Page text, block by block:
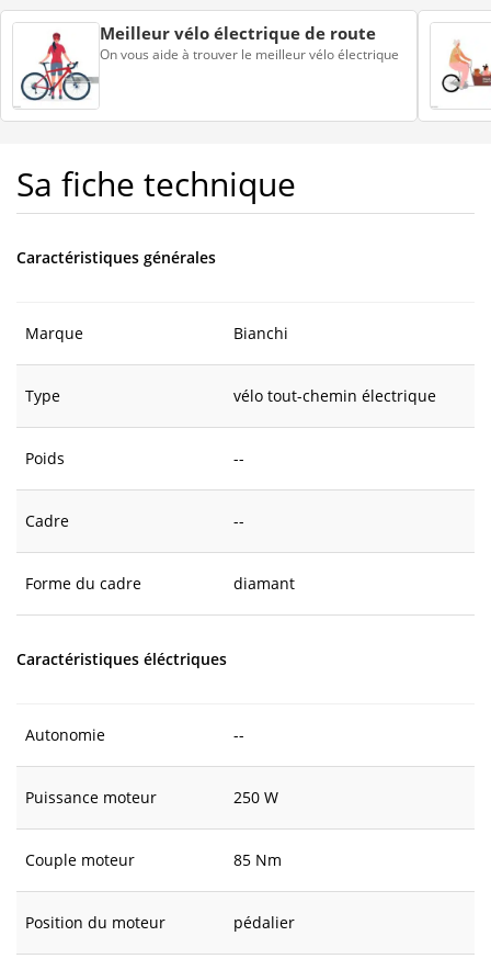
Meilleur vélo électrique de route
On vous aide à trouver le meilleur vélo électrique
Sa fiche technique
Caractéristiques générales
Marque Bianchi
Type vélo tout-chemin électrique
Poids --
Cadre --
Forme du cadre diamant
Caractéristiques éléctriques
Autonomie --
Puissance moteur 250 W
Couple moteur 85 Nm
Position du moteur pédalier